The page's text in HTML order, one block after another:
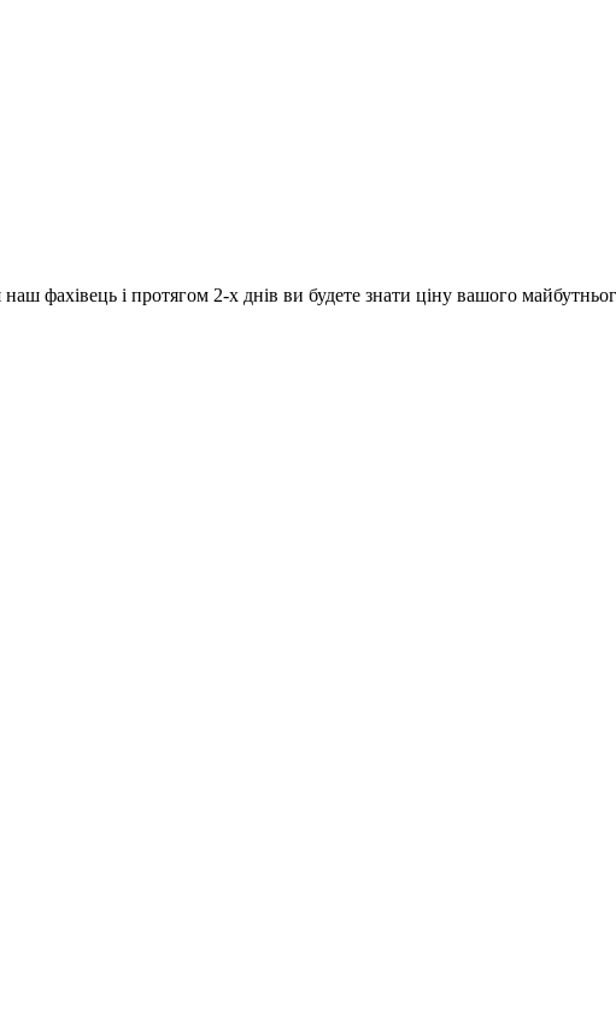
фахівець і протягом 2-х днів ви будете знати ціну вашого